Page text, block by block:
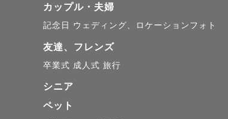
女性をより
カップル・夫婦
記念日 ウェディング、ロケーションフォト
友達、フレンズ
卒業式 成人式 旅行
シニア
ペット